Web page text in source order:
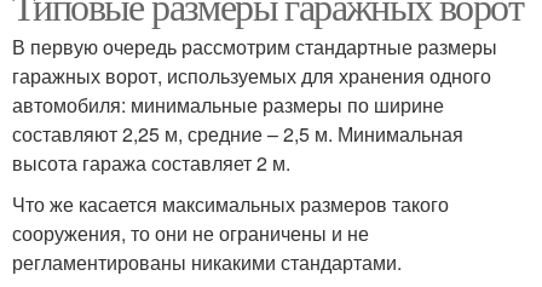
В первую очередь рассмотрим стандартные размеры
гаражных ворот, используемых для хранения одного
автомобиля: минимальные размеры по ширине
составляют 2,25 м, средние – 2,5 м. Минимальная
высота гаража составляет 2 м.
Что же касается максимальных размеров такого
сооружения, то они не ограничены и не
регламентированы никакими стандартами.